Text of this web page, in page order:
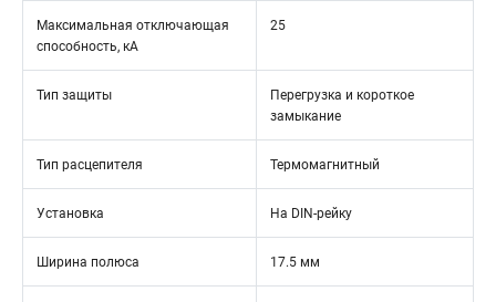
Максимальная отключающая
способность, кА
25
Тип защиты
Перегрузка и короткое
замыкание
Тип расцепителя Термомагнитный
Установка На DIN-рейку
Ширина полюса 17.5 мм